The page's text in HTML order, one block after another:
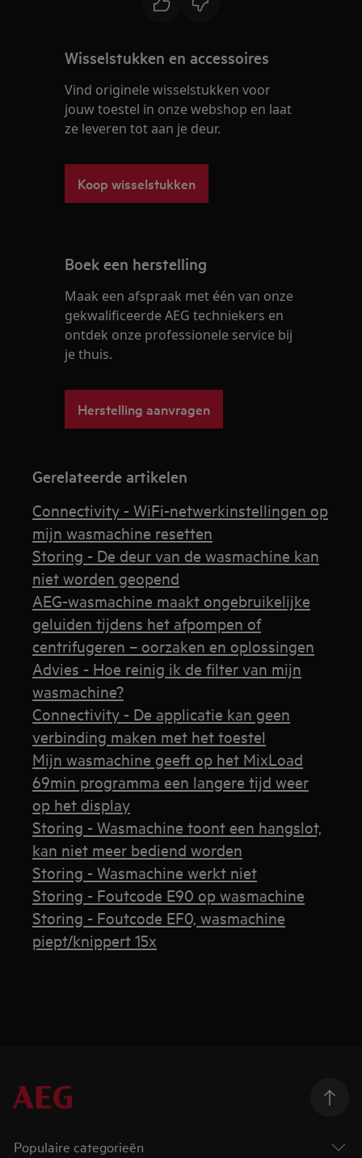
Wisselstukken en accessoires
Vind originele wisselstukken voor
jouw toestel in onze webshop en laat
ze leveren tot aan je deur.
Koop wisselstukken
Boek een herstelling
Maak een afspraak met één van onze
gekwalificeerde AEG techniekers en
ontdek onze professionele service bij
je thuis.
Herstelling aanvragen
Gerelateerde artikelen
Connectivity - WiFi-netwerkinstellingen op
mijn wasmachine resetten
Storing - De deur van de wasmachine kan
niet worden geopend
AEG-wasmachine maakt ongebruikelijke
geluiden tijdens het afpompen of
centrifugeren – oorzaken en oplossingen
Advies - Hoe reinig ik de filter van mijn
wasmachine?
Connectivity - De applicatie kan geen
verbinding maken met het toestel
Mijn wasmachine geeft op het MixLoad
69min programma een langere tijd weer
op het display
Storing - Wasmachine toont een hangslot,
kan niet meer bediend worden
Storing - Wasmachine werkt niet
Storing - Foutcode E90 op wasmachine
Storing - Foutcode EF0, wasmachine
piept/knippert 15x
Populaire categorieën